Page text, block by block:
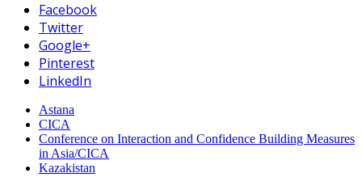
Facebook
Twitter
Google+
Pinterest
LinkedIn
Astana
CICA
Conference on Interaction and Confidence Building Measures
in Asia/CICA
Kazakistan